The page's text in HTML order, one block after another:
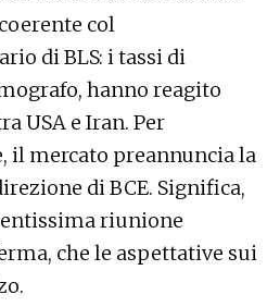
col
di BLS: i tassi di
hanno reagito
USA e Iran. Per
il mercato preannuncia la
di BCE. Significa,
riunione
che le aspettative sui